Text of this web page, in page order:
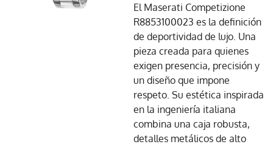
El Maserati Competizione
R8853100023 es la definición
de deportividad de lujo. Una
pieza creada para quienes
exigen presencia, precisión y
un diseño que impone
respeto. Su estética inspirada
en la ingeniería italiana
combina una caja robusta,
detalles metálicos de alto